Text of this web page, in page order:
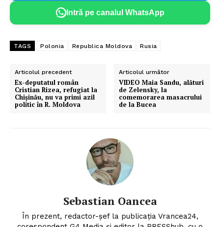
Intră pe canalul WhatsApp
TAGS Polonia Republica Moldova Rusia
Articolul precedent
Ex-deputatul român
Cristian Rizea, refugiat la
Chișinău, nu va primi azil
politic în R. Moldova
Articolul următor
VIDEO Maia Sandu, alături
de Zelensky, la
comemorarea masacrului
de la Bucea
Sebastian Oancea
În prezent, redactor-șef la publicația Vrancea24,